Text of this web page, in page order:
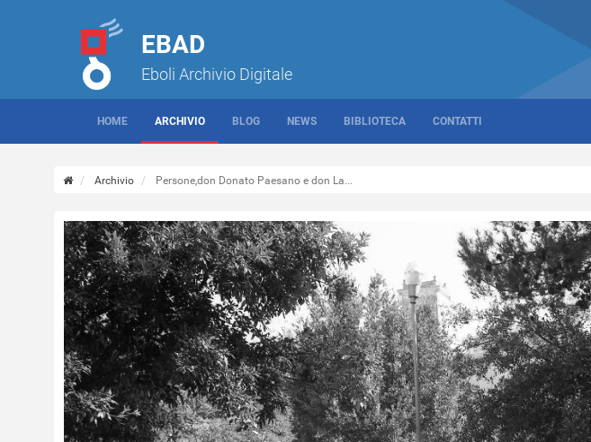
EBAD
Eboli Archivio Digitale
HOME ARCHIVIO BLOG NEWS BIBLIOTECA CONTATTI
Archivio Persone,don Donato Paesano e don La...